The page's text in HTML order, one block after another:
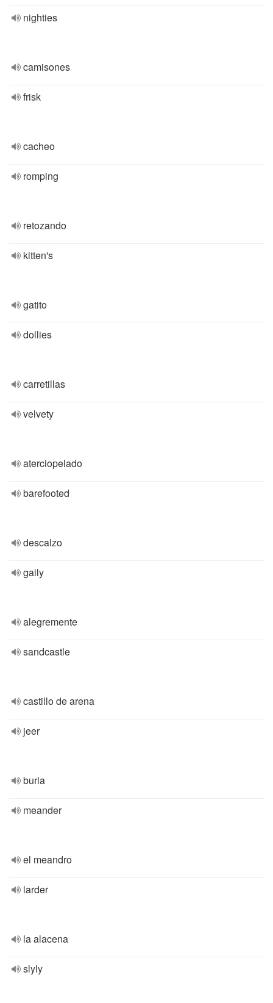
nighties
camisones
frisk
cacheo
romping
retozando
kitten's
gatito
dollies
carretillas
velvety
aterciopelado
barefooted
descalzo
gaily
alegremente
sandcastle
castillo de arena
jeer
burla
meander
el meandro
larder
la alacena
slyly